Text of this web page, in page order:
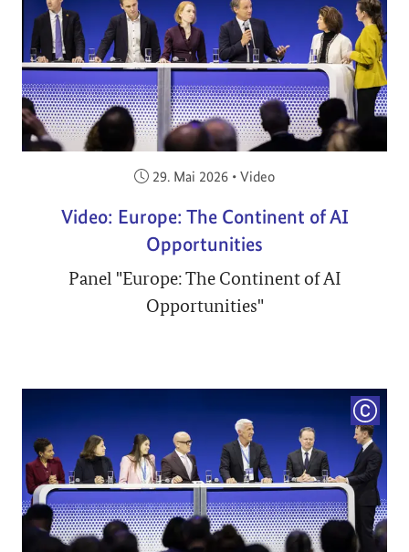
Veröffentlicht am:
29. Mai 2026 • Video
Video: Europe: The Continent of AI
Opportunities
Panel "Europe: The Continent of AI
Opportunities"